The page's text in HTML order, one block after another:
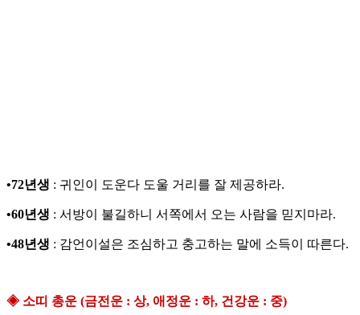
•72년생 : 귀인이 도운다 도울 거리를 잘 제공하라.
•60년생 : 서방이 불길하니 서쪽에서 오는 사람을 믿지마라.
•48년생 : 감언이설은 조심하고 충고하는 말에 소득이 따른다.
◈ 소띠 총운 (금전운 : 상, 애정운 : 하, 건강운 : 중)